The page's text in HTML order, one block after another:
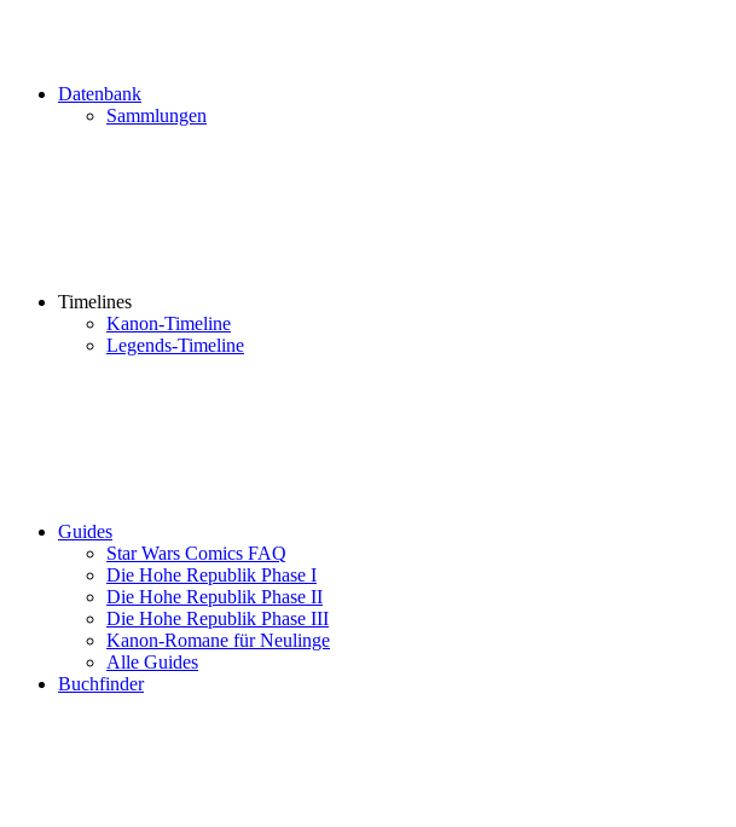
Datenbank
Sammlungen
Timelines
Kanon-Timeline
Legends-Timeline
Guides
Star Wars Comics FAQ
Die Hohe Republik Phase I
Die Hohe Republik Phase II
Die Hohe Republik Phase III
Kanon-Romane für Neulinge
Alle Guides
Buchfinder